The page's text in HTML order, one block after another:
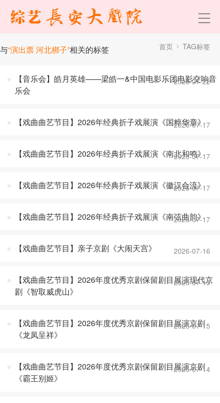
与“演出票 河北梆子”相关的标签 首页 TAG标签
【音乐会】皓月英雄——梁皓一&中国电影乐团电影交响音
乐会
2026-07-22
【戏曲曲艺节目】2026年经典折子戏展演《国粹华章》
2026-07-17
【戏曲曲艺节目】2026年经典折子戏展演《南北和鸣》
2026-07-17
【戏曲曲艺节目】2026年经典折子戏展演《徽汉合流》
2026-07-17
【戏曲曲艺节目】2026年经典折子戏展演《南弦曲韵》
2026-07-17
【戏曲曲艺节目】亲子京剧《大闹天宫》 2026-07-16
【戏曲曲艺节目】2026年度优秀京剧保留剧目展演现代京
剧《智取威虎山》
2026-07-15
【戏曲曲艺节目】2026年度优秀京剧保留剧目展演京剧
《龙凤呈祥》
2026-07-15
【戏曲曲艺节目】2026年度优秀京剧保留剧目展演京剧
《霸王别姬》
2026-07-14